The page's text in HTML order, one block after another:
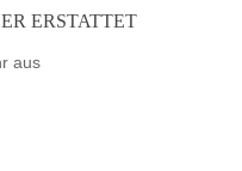
ERSTATTET
aus